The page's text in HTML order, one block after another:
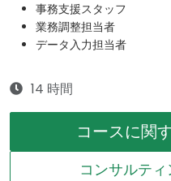
事務支援スタッフ
業務調整担当者
データ入力担当者
14 時間
コースに関
コンサルテ